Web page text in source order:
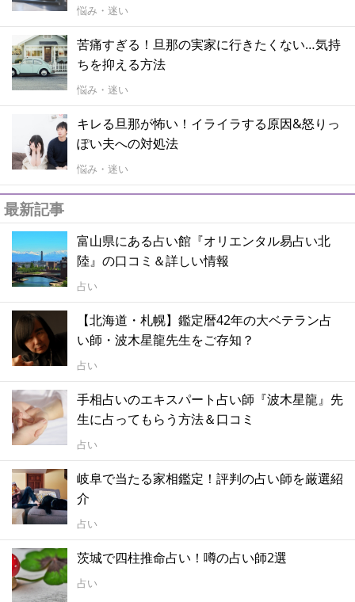
悩み・迷い
苦痛すぎる！旦那の実家に行きたくない…気持
ちを抑える方法
悩み・迷い
キレる旦那が怖い！イライラする原因&怒りっ
ぽい夫への対処法
悩み・迷い
最新記事
富山県にある占い館『オリエンタル易占い北
陸』の口コミ＆詳しい情報
占い
【北海道・札幌】鑑定暦42年の大ベテラン占
い師・波木星龍先生をご存知？
占い
手相占いのエキスパート占い師『波木星龍』先
生に占ってもらう方法＆口コミ
占い
岐阜で当たる家相鑑定！評判の占い師を厳選紹
介
占い
茨城で四柱推命占い！噂の占い師2選
占い